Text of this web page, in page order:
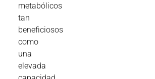
metabólicos
tan
beneficiosos
como
una
elevada